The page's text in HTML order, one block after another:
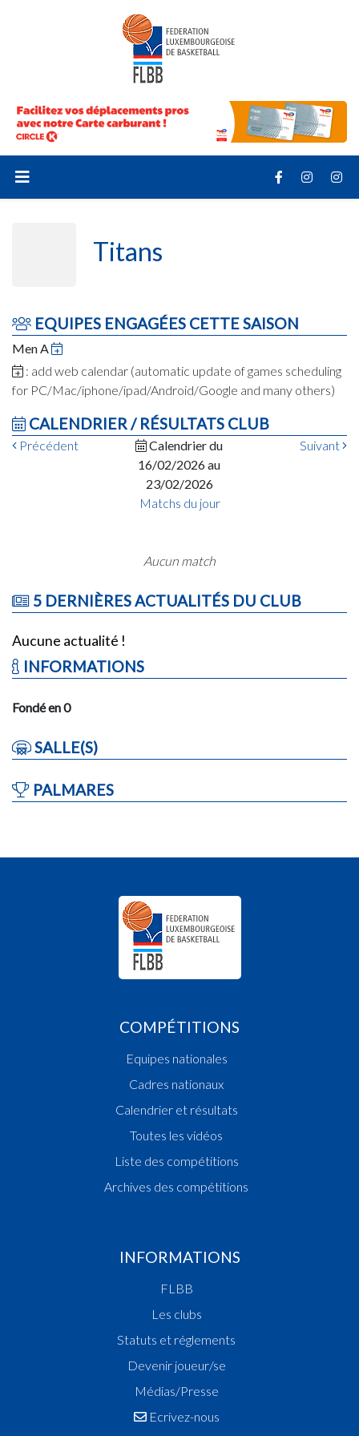
Titans
EQUIPES ENGAGÉES CETTE SAISON
Men A
: add web calendar (automatic update of games scheduling
for PC/Mac/iphone/ipad/Android/Google and many others)
CALENDRIER / RÉSULTATS CLUB
Précédent
Calendrier du
16/02/2026 au
23/02/2026
Suivant
Matchs du jour
Aucun match
5 DERNIÈRES ACTUALITÉS DU CLUB
Aucune actualité !
INFORMATIONS
Fondé en 0
SALLE(S)
PALMARES
COMPÉTITIONS
Equipes nationales
Cadres nationaux
Calendrier et résultats
Toutes les vidéos
Liste des compétitions
Archives des compétitions
INFORMATIONS
FLBB
Les clubs
Statuts et réglements
Devenir joueur/se
Médias/Presse
Ecrivez-nous